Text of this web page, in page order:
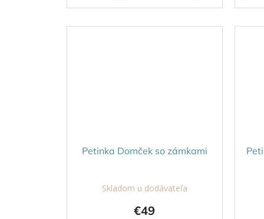
kvalitného dreva...
Petinka Domček so zámkami
Skladom u dodávateľa
€49